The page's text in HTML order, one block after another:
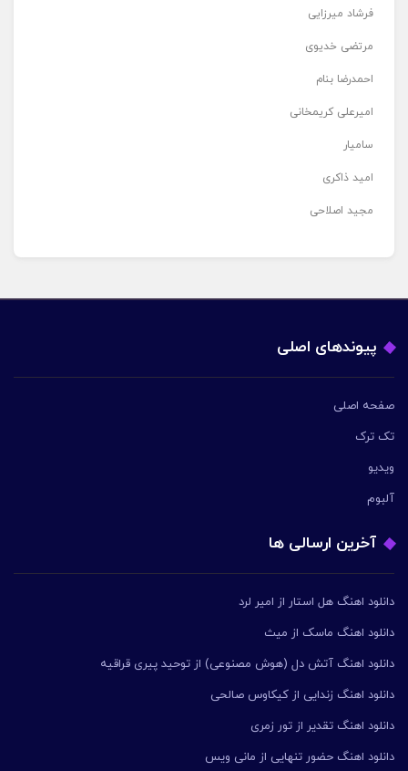
فرشاد میرزایی
مرتضی خدیوی
احمدرضا بنام
امیرعلی کریمخانی
سامیار
امید ذاکری
مجید اصلاحی
پیوندهای اصلی
صفحه اصلی
تک ترک
ویدیو
آلبوم
آخرین ارسالی ها
دانلود اهنگ هل استار از امیر لرد
دانلود اهنگ ماسک از میث
دانلود اهنگ آتش دل (هوش مصنوعی) از توحید پیری قراقیه
دانلود اهنگ زندایی از کیکاوس صالحی
دانلود اهنگ تقدیر از تور زمری
دانلود اهنگ حضور تنهایی از مانی ویس